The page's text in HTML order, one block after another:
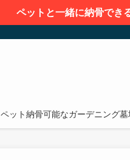
ペットと一緒に納骨でき
ペット納骨可能なガーデニング墓